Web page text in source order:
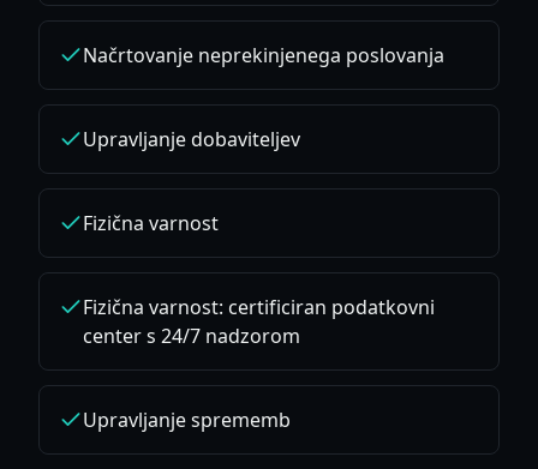
Načrtovanje neprekinjenega poslovanja
Upravljanje dobaviteljev
Fizična varnost
Fizična varnost: certificiran podatkovni
center s 24/7 nadzorom
Upravljanje sprememb